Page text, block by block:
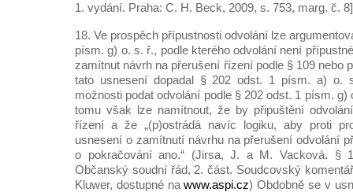
1. vydání. Praha: C. H. Beck, 2009, s. 753, marg. č.
18. Ve prospěch přípustnosti odvolání lze
písm. g) o. s. ř., podle kterého odvolání není
zamítnut návrh na přerušení řízení podle § 109 nebo
tato usnesení dopadal § 202 odst. 1 písm. a) o.
možnosti podat odvolání podle § 202 odst. 1 písm. g)
tomu však lze namítnout, že by připuštění
řízení a že „(p)ostrádá navíc logiku, aby proti
usnesení o zamítnutí návrhu na přerušení odvolání
o pokračování ano.“ (Jirsa, J. a M. Vacková. §
Občanský soudní řád, 2. část. Soudcovský
Kluwer, dostupné nawww.aspi.cz) Obdobně se v